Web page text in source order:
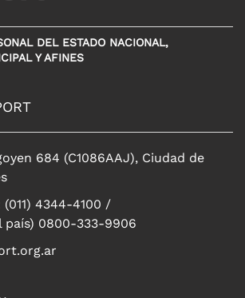
DEL ESTADO NACIONAL,
Y AFINES
684 (C1086AAJ), Ciudad de
4344-4100 /
país) 0800-333-9906